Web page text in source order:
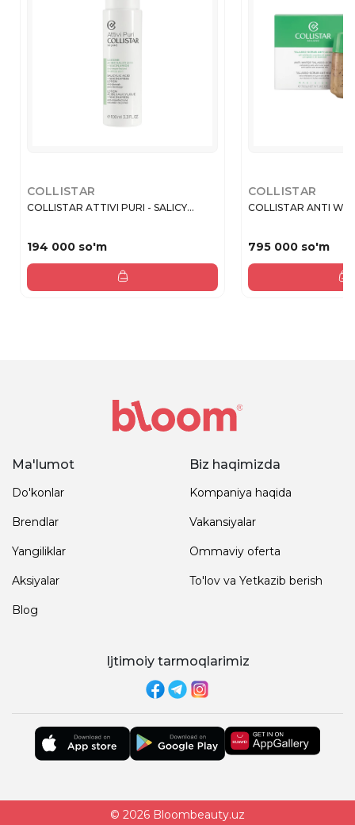
COLLISTAR
COLLISTAR ATTIVI PURI - SALICY...
194 000 so'm
COLLISTAR
COLLISTAR ANTI
795 000 so'm
Ma'lumot
Do'konlar
Brendlar
Yangiliklar
Aksiyalar
Blog
Biz haqimizda
Kompaniya haqida
Vakansiyalar
Ommaviy oferta
To'lov va Yetkazib berish
Ijtimoiy tarmoqlarimiz
© 2026 Bloombeauty.uz